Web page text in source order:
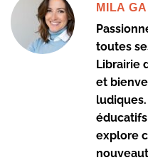
MILA
toutes
Librairie
et
explore